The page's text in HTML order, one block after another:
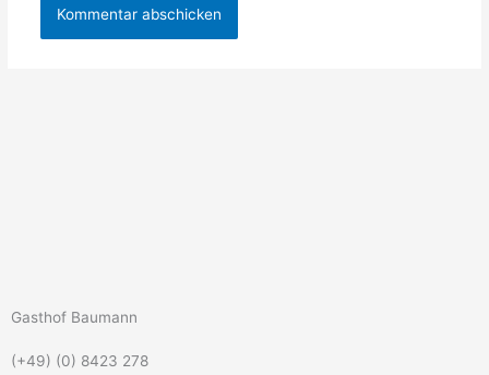
Gasthof Baumann
(+49) (0) 8423 278